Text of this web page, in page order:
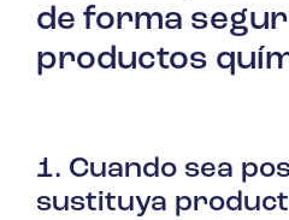
de forma
productos
1. Cuando sea
sustituya